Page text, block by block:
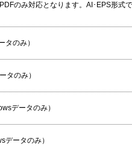
のみ対応となります。AI･EPS形式
タのみ）
タのみ）
データのみ）
ータのみ）